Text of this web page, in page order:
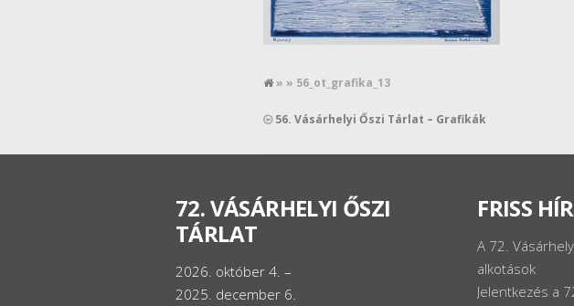
» » 56_ot_grafika_13
56. Vásárhelyi Őszi Tárlat – Grafikák
72. VÁSÁRHELYI ŐSZI
TÁRLAT
2026. október 4. –
2025. december 6.
FRISS
A 72.
alkotások
Jelentkezés a